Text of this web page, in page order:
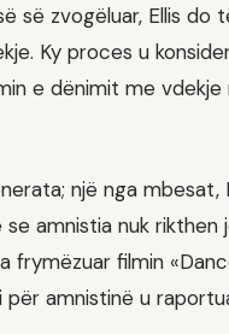
zvogëluar, Ellis do
Ky proces u
e dënimit me vdekje
një nga mbesat,
amnistia nuk
frymëzuar filmin
amnistinë u